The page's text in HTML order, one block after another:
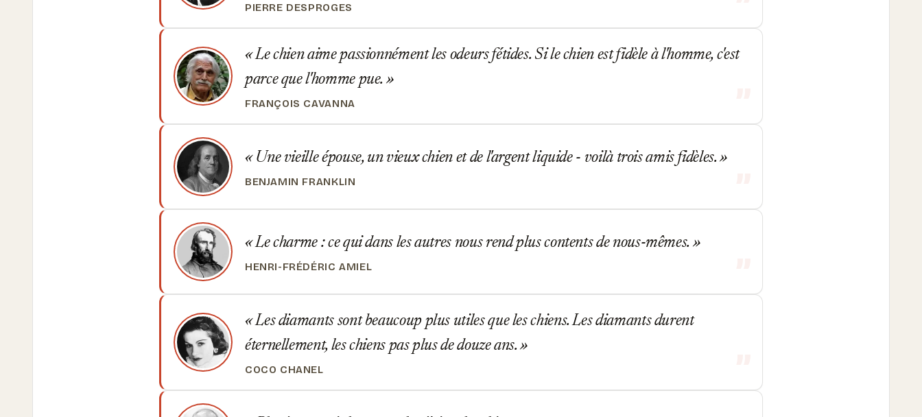
PIERRE DESPROGES
Le chien aime passionnément les odeurs fétides. Si le chien est fidèle à l'homme, c'est
parce que l'homme pue.
FRANÇOIS CAVANNA
Une vieille épouse, un vieux chien et de l'argent liquide - voilà trois amis fidèles.
BENJAMIN FRANKLIN
Le charme : ce qui dans les autres nous rend plus contents de nous-mêmes.
HENRI-FRÉDÉRIC AMIEL
Les diamants sont beaucoup plus utiles que les chiens. Les diamants durent
éternellement, les chiens pas plus de douze ans.
COCO CHANEL